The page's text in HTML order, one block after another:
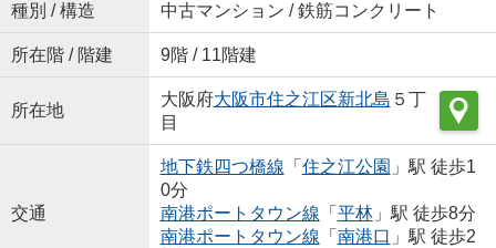
種別 / 構造 中古マンション / 鉄筋コンクリート
所在階 / 階建 9階 / 11階建
所在地
大阪府大阪市住之江区新北島 ５丁
目
交通
地下鉄四つ橋線 「 住之江公園 」駅 徒歩1
0分
南港ポートタウン線 「 平林」駅 徒歩8分
南港ポートタウン線 「 南港口 」駅 徒歩2